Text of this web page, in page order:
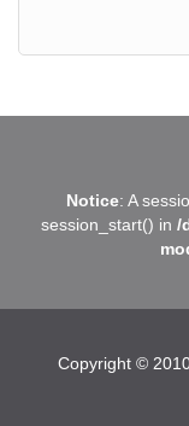
Notice: A
session_start() in /
B
Assistant en
Copyright ©